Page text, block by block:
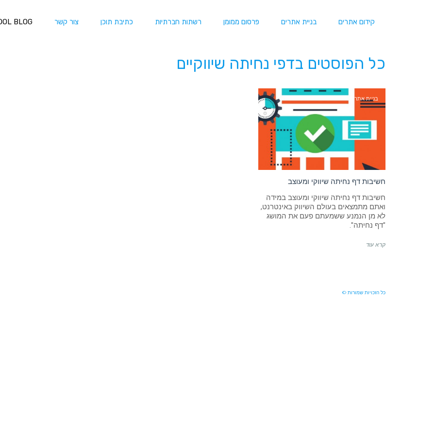
קידום אתרים בניית אתרים פרסום ממומן רשתות חברתיות כתיבת תוכן צור קשר BLOG
כל הפוסטים בדפי נחיתה שיווקיים
בניית אתרים
חשיבות דף נחיתה שיווקי ומעוצב
חשיבות דף נחיתה שיווקי ומעוצב במידה
ואתם מתמצאים בעולם השיווק באינטרנט,
לא מן הנמנע ששמעתם פעם את המושג
"דף נחיתה".
קרא עוד
כל הזכויות שמורות ©